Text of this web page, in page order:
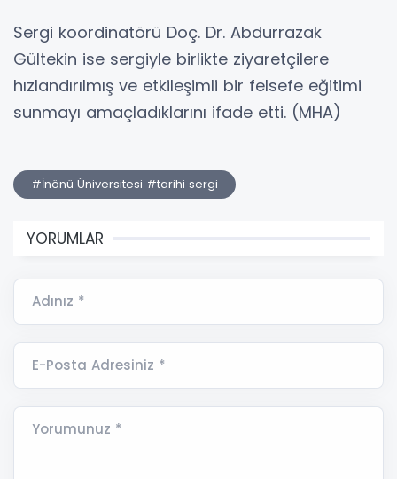
Sergi koordinatörü Doç. Dr. Abdurrazak
Gültekin ise sergiyle birlikte ziyaretçilere
hızlandırılmış ve etkileşimli bir felsefe eğitimi
sunmayı amaçladıklarını ifade etti. (MHA)
#İnönü Üniversitesi #tarihi sergi
YORUMLAR
Adınız *
E-Posta Adresiniz *
Yorumunuz *